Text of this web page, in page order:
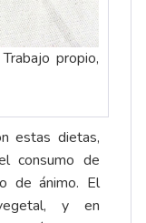
propio,
estas dietas,
consumo de
de ánimo. El
y en